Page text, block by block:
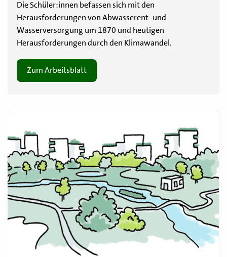
Die Schüler:innen befassen sich mit den
Herausforderungen von Abwasserent- und
Wasserversorgung um 1870 und heutigen
Herausforderungen durch den Klimawandel.
Zum Arbeitsblatt